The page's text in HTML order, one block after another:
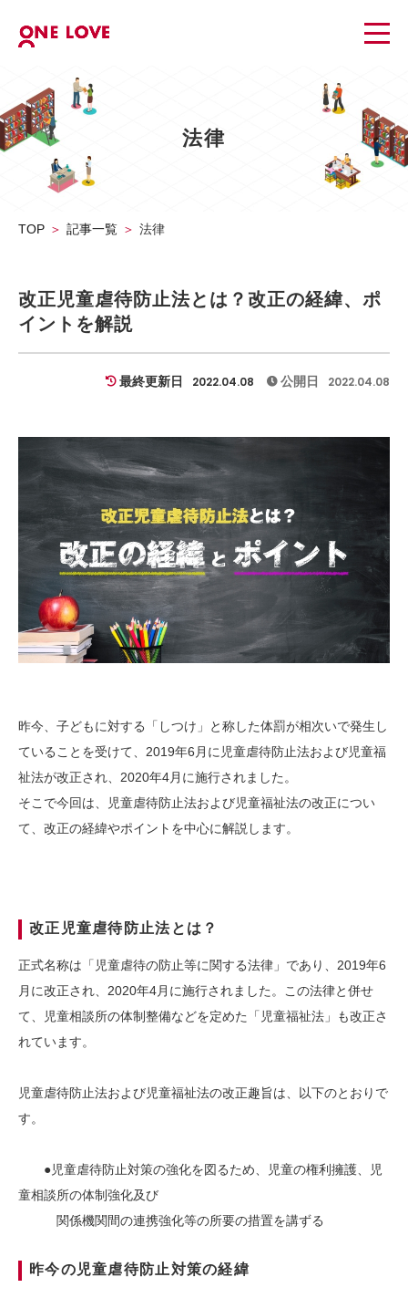
法律
TOP 記事一覧 法律
改正児童虐待防止法とは？改正の経緯、ポ
イントを解説
最終更新日 2022.04.08 公開日 2022.04.08
昨今、子どもに対する「しつけ」と称した体罰が相次いで発生し
ていることを受けて、2019年6月に児童虐待防止法および児童福
祉法が改正され、2020年4月に施行されました。
そこで今回は、児童虐待防止法および児童福祉法の改正につい
て、改正の経緯やポイントを中心に解説します。
改正児童虐待防止法とは？
正式名称は「児童虐待の防止等に関する法律」であり、2019年6
月に改正され、2020年4月に施行されました。この法律と併せ
て、児童相談所の体制整備などを定めた「児童福祉法」も改正さ
れています。
児童虐待防止法および児童福祉法の改正趣旨は、以下のとおりで
す。
●児童虐待防止対策の強化を図るため、児童の権利擁護、児
童相談所の体制強化及び
関係機関間の連携強化等の所要の措置を講ずる
昨今の児童虐待防止対策の経緯